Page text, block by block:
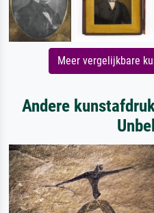
Meer vergelijkbare
Andere